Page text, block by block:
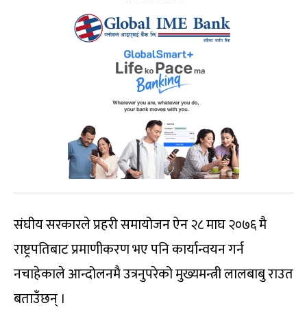
संघीय सरकारले प्रहरी समायोजन ऐन २८ माघ २०७६ मै
राष्ट्रपतिबाट प्रमाणीकरण भए पनि कार्यान्वयन गर्न
नचाहेकाले आन्दोलनमै उत्रनुपरेको मुख्यमन्त्री लालबाबु राउत
बताउँछन् ।